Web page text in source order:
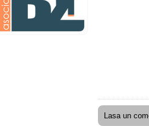
De 4 ani am o relatie
serioasa cu un barbat
Lasa un